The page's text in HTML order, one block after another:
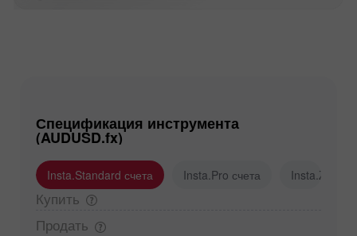
Спецификация инструмента
(AUDUSD.fx)
Insta.Standard счета Insta.Pro счета Insta.Zero
Купить
Продать